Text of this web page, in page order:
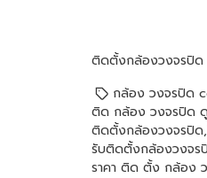
ติดตั้งกล้องวงจรปิด
กล้อง วงจรปิด
ติด กล้อง วงจรปิด
ติดตั้งกล้องวงจรปิด,
รับติดตั้งกล้องวงจร
ราคา ติด ตั้ง กล้อง